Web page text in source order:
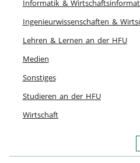
Informatik &
Ingenieurwissenschaften &
Lehren & Lernen an der HFU
Medien
Sonstiges
Studieren an der HFU
Wirtschaft